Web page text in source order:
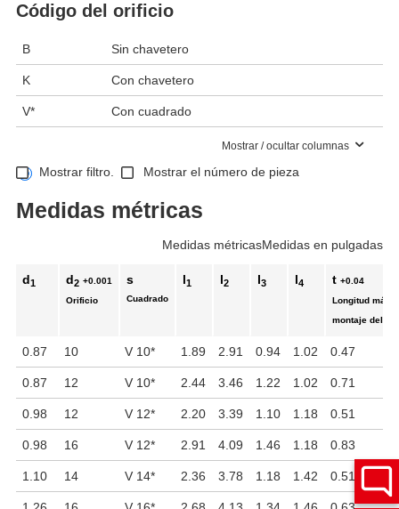
Código del orificio
B Sin chavetero
K Con chavetero
V* Con cuadrado
Mostrar / ocultar columnas
Mostrar filtro. Mostrar el número de pieza
Medidas métricas
Medidas métricasMedidas en pulgadas
d1 d2 +0.001
Orificio
s
Cuadrado
l1 l2 l3 l4 t +0.04
Longitud
montaje del eje
0.87 10 V 10* 1.89 2.91 0.94 1.02 0.47
0.87 12 V 10* 2.44 3.46 1.22 1.02 0.71
0.98 12 V 12* 2.20 3.39 1.10 1.18 0.51
0.98 16 V 12* 2.91 4.09 1.46 1.18 0.83
1.10 14 V 14* 2.36 3.78 1.18 1.42 0.51